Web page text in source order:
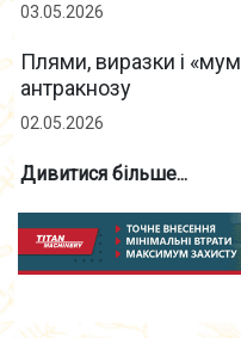
03.05.2026
Плями, виразки і
антракнозу
02.05.2026
Дивитися більше...